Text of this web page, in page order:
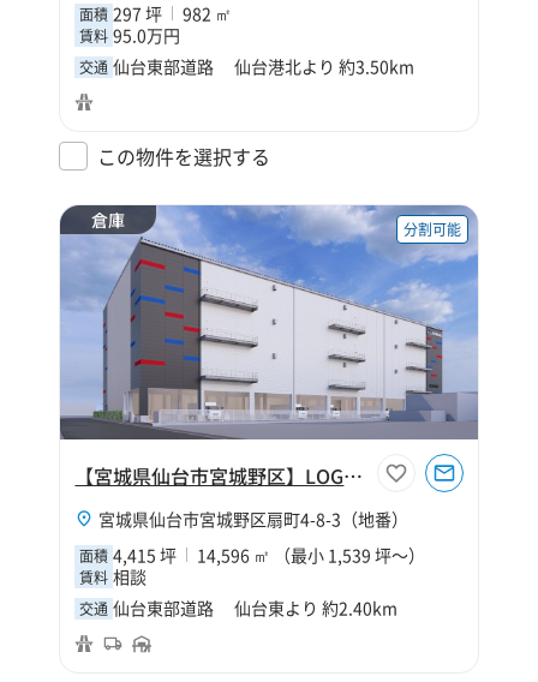
面積 297 坪 982 ㎡
賃料 95.0万円
交通 仙台東部道路 仙台港北より 約3.50km
この物件を選択する
倉庫 分割可能
【宮城県仙台市宮城野区】LOGIBASE仙台Ⅱ
宮城県仙台市宮城野区扇町4-8-3（地番）
面積 4,415 坪 14,596 ㎡ （最小 1,539 坪～）
賃料 相談
交通 仙台東部道路 仙台東より 約2.40km